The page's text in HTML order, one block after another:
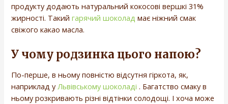
продукту додають натуральний кокосові вершкі 31%
жирності. Такийгарячий шоколадмає ніжний смак
свіжого какао масла.
У чому родзинка цього напою?
По-перше, в ньому повністю відсутня гіркота, як,
наприклад уЛьвівському шоколаді. Багатство смаку в
ньому розкривають різні відтінки солодощі. І хоча може